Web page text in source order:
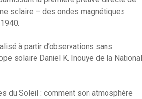
solaire – des ondes magnétiques
à partir d’observations sans
solaire Daniel K. Inouye de la National
du Soleil : comment son atmosphère